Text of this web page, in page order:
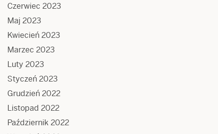
Czerwiec 2023
Maj 2023
Kwiecień 2023
Marzec 2023
Luty 2023
Styczeń 2023
Grudzień 2022
Listopad 2022
Październik 2022